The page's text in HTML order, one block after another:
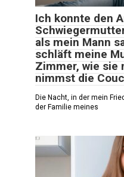
Ich konnte den
als mein Mann
schläft meine
Zimmer, wie sie
nimmst die
Die Nacht, in der mein
der Familie meines